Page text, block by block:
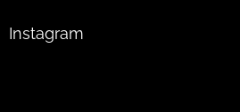
Instagram